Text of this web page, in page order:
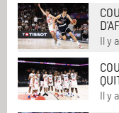
Il y
Il y